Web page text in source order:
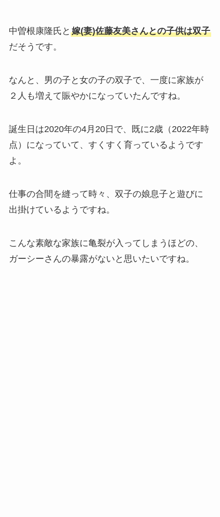
中曽根康隆氏と 嫁(妻)佐藤友美さんとの子供は双子
だそうです。
なんと、男の子と女の子の双子で、一度に家族が
２人も増えて賑やかになっていたんですね。
誕生日は2020年の4月20日で、既に2歳（2022年時
点）になっていて、すくすく育っているようです
よ。
仕事の合間を縫って時々、双子の娘息子と遊びに
出掛けているようですね。
こんな素敵な家族に亀裂が入ってしまうほどの、
ガーシーさんの暴露がないと思いたいですね。